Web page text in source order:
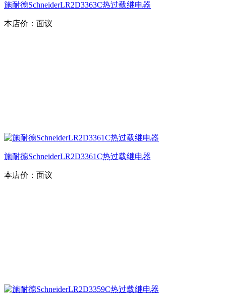
施耐德SchneiderLR2D3363C热过载继电器
本店价： 面议
施耐德SchneiderLR2D3361C热过载继电器
本店价： 面议